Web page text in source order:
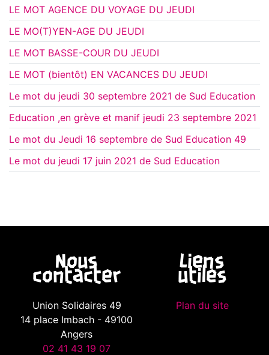
LE MOT AGENCE DU VOYAGE DU JEUDI
LE MO(T)YEN-AGE DU JEUDI
LE MOT BASSE-COUR DU JEUDI
LE MOT (bientôt) EN VACANCES DU JEUDI
Le mot du jeudi 30 septembre 2021 de Sud Education
Education ,en grève et manif jeudi 23 septembre 2021
Le mot du Jeudi 16 septembre de Sud Education 49
Le mot du jeudi 17 juin 2021 de Sud Education
Nous
contacter
Union Solidaires 49
14 place Imbach - 49100
Angers
02 41 43 19 07
Liens
utiles
Plan du site